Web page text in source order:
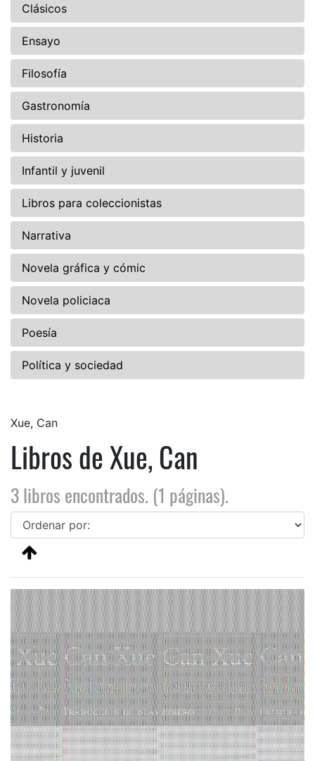
Clásicos
Ensayo
Filosofía
Gastronomía
Historia
Infantil y juvenil
Libros para coleccionistas
Narrativa
Novela gráfica y cómic
Novela policiaca
Poesía
Política y sociedad
Xue, Can
Libros de Xue, Can
3 libros encontrados. (1 páginas).